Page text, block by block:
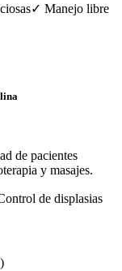
✓ Manejo libre
de pacientes
y masajes.
de displasias